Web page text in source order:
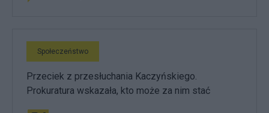
Społeczeństwo
Przeciek z przesłuchania Kaczyńskiego.
Prokuratura wskazała, kto może za nim stać